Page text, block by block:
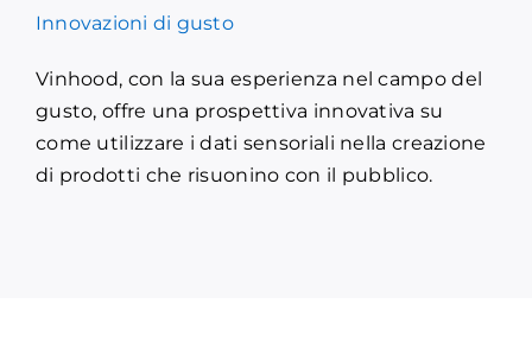
Innovazioni di gusto
Vinhood, con la sua esperienza nel campo del
gusto, offre una prospettiva innovativa su
come utilizzare i dati sensoriali nella creazione
di prodotti che risuonino con il pubblico.